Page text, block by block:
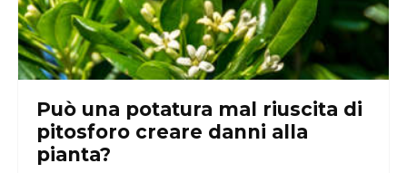
Può una potatura mal riuscita di
pitosforo creare danni alla
pianta?